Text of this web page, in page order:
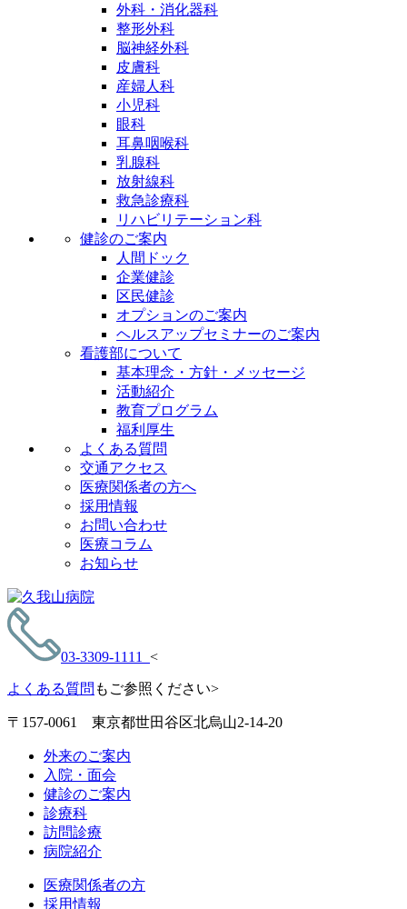
外科・消化器科
整形外科
脳神経外科
皮膚科
産婦人科
小児科
眼科
耳鼻咽喉科
乳腺科
放射線科
救急診療科
リハビリテーション科
健診のご案内
人間ドック
企業健診
区民健診
オプションのご案内
ヘルスアップセミナーのご案内
看護部について
基本理念・方針・メッセージ
活動紹介
教育プログラム
福利厚生
よくある質問
交通アクセス
医療関係者の方へ
採用情報
お問い合わせ
医療コラム
お知らせ
03-3309-1111 <
よくある質問 もご参照ください>
〒157-0061 東京都世田谷区北烏山2-14-20
外来のご案内
入院・面会
健診のご案内
診療科
訪問診療
病院紹介
医療関係者の方
採用情報